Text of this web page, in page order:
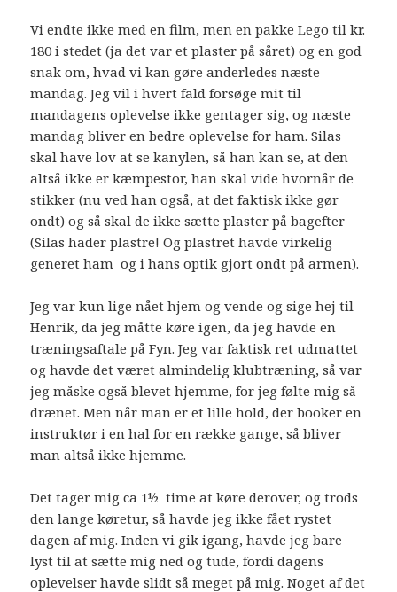
Vi endte ikke med en film, men en pakke Lego til kr.
180 i stedet (ja det var et plaster på såret) og en god
snak om, hvad vi kan gøre anderledes næste
mandag. Jeg vil i hvert fald forsøge mit til
mandagens oplevelse ikke gentager sig, og næste
mandag bliver en bedre oplevelse for ham. Silas
skal have lov at se kanylen, så han kan se, at den
altså ikke er kæmpestor, han skal vide hvornår de
stikker (nu ved han også, at det faktisk ikke gør
ondt) og så skal de ikke sætte plaster på bagefter
(Silas hader plastre! Og plastret havde virkelig
generet ham og i hans optik gjort ondt på armen).
Jeg var kun lige nået hjem og vende og sige hej til
Henrik, da jeg måtte køre igen, da jeg havde en
træningsaftale på Fyn. Jeg var faktisk ret udmattet
og havde det været almindelig klubtræning, så var
jeg måske også blevet hjemme, for jeg følte mig så
drænet. Men når man er et lille hold, der booker en
instruktør i en hal for en række gange, så bliver
man altså ikke hjemme.
Det tager mig ca 1½ time at køre derover, og trods
den lange køretur, så havde jeg ikke fået rystet
dagen af mig. Inden vi gik igang, havde jeg bare
lyst til at sætte mig ned og tude, fordi dagens
oplevelser havde slidt så meget på mig. Noget af det